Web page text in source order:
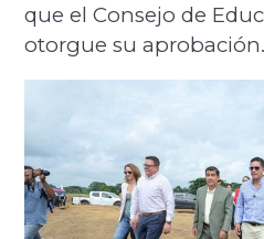
que el Consejo de
otorgue su aprobación.